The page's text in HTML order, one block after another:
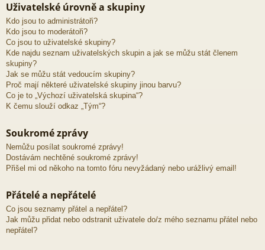
Uživatelské úrovně a skupiny
Kdo jsou to administrátoři?
Kdo jsou to moderátoři?
Co jsou to uživatelské skupiny?
Kde najdu seznam uživatelských skupin a jak se můžu stát členem
skupiny?
Jak se můžu stát vedoucím skupiny?
Proč mají některé uživatelské skupiny jinou barvu?
Co je to „Výchozí uživatelská skupina“?
K čemu slouží odkaz „Tým“?
Soukromé zprávy
Nemůžu posílat soukromé zprávy!
Dostávám nechtěné soukromé zprávy!
Přišel mi od někoho na tomto fóru nevyžádaný nebo urážlivý email!
Přátelé a nepřátelé
Co jsou seznamy přátel a nepřátel?
Jak můžu přidat nebo odstranit uživatele do/z mého seznamu přátel nebo
nepřátel?